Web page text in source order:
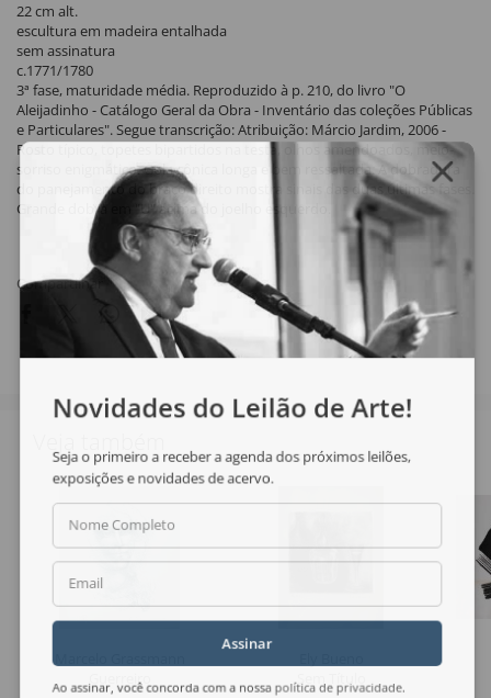
22 cm alt.
escultura em madeira entalhada
sem assinatura
c.1771/1780
3ª fase, maturidade média. Reproduzido à p. 210, do livro "O
Aleijadinho - Catálogo Geral da Obra - Inventário das coleções Públicas
e Particulares". Segue transcrição: Atribuição: Márcio Jardim, 2006 -
Rosto típico, topetes bipartidos na testa, olhos amendoados, meio-
sorriso enigmático. Gola cônica longa e bem ressaltada. A dobradura
do panejamento do braço direito mostra sinais das duas últimas fases.
Grande dobra em "U" acima do joelho esquerdo.
Compartilhar
Guerreiro
Sem Título
Novidades do Leilão de Arte!
Seja o primeiro a receber a agenda dos próximos leilões,
exposições e novidades de acervo.
Nome Completo
Email
Assinar
Ao assinar, você concorda com a nossa política de privacidade.